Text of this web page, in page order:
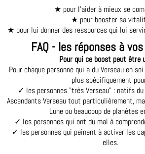
★ pour l'aider à mieux se
★ pour booster sa
★ pour lui donner des ressources qui lui
FAQ - les réponses à
Pour qui ce boost peut être
Pour chaque personne qui a du Verseau en
plus spécifiquement
✓ les personnes "très Verseau" : natifs du
Ascendants Verseau tout particulièrement,
Lune ou beaucoup de planètes
✓ les personnes qui ont du mal à
✓ les personnes qui peinent à activer les
elles.